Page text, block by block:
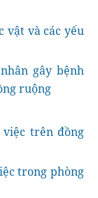
vật và các yếu
gây bệnh
ruộng
trên đồng
trong phòng